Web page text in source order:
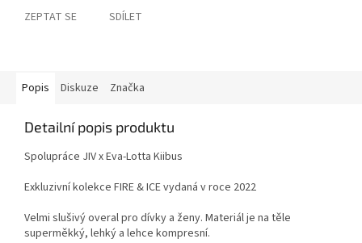
ZEPTAT SE SDÍLET
Popis Diskuze Značka
Detailní popis produktu
Spolupráce JIV x Eva-Lotta Kiibus
Exkluzivní kolekce FIRE & ICE vydaná v roce 2022
Velmi slušivý overal pro dívky a ženy. Materiál je na těle
superměkký, lehký a lehce kompresní.